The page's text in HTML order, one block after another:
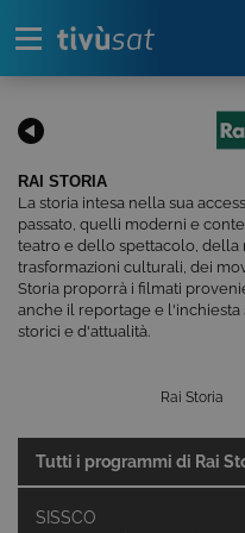
RAI STORIA
La storia intesa nella sua
passato, quelli moderni e
teatro e dello spettacolo, della
trasformazioni culturali, dei
Storia proporrà i filmati
anche il reportage e l'inchiesta
storici e d'attualità.
Rai Storia
Tutti i programmi di Rai
SISSCO